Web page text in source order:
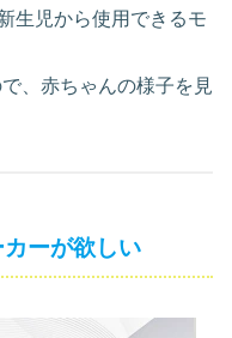
生児から使用できるモ
、赤ちゃんの様子を見
ーが欲しい